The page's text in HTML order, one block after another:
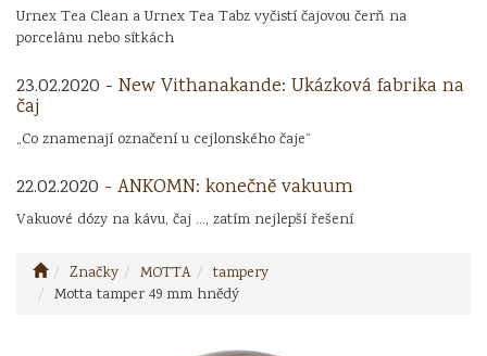
Urnex Tea Clean a Urnex Tea Tabz vyčistí čajovou čerň na
porcelánu nebo sítkách
23.02.2020 - New Vithanakande: Ukázková fabrika na
čaj
„Co znamenají označení u cejlonského čaje“
22.02.2020 - ANKOMN: konečně vakuum
Vakuové dózy na kávu, čaj ..., zatím nejlepší řešení
Značky MOTTA
tampery
Motta tamper 49 mm hnědý